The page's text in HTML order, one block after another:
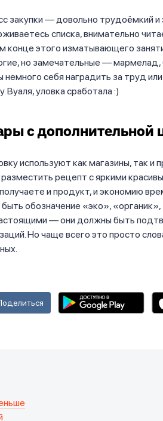
закупки — довольно трудоёмкий и
списка, внимательно
конце этого изматывающего
но замечательные — мармелад,
немного себя наградить за труд
Вуаля, уловка сработала :)
с дополнительной
используют как магазины, так и
рецепт с яркими
и продукт, и экономию
обозначение «эко»,
— они должны быть
Но чаще всего это просто